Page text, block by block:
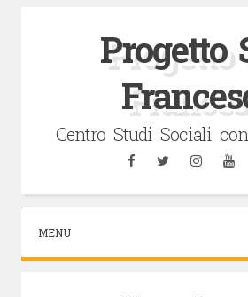
Progetto
Centro Studi Sociali
FacebookTwitter
MENU